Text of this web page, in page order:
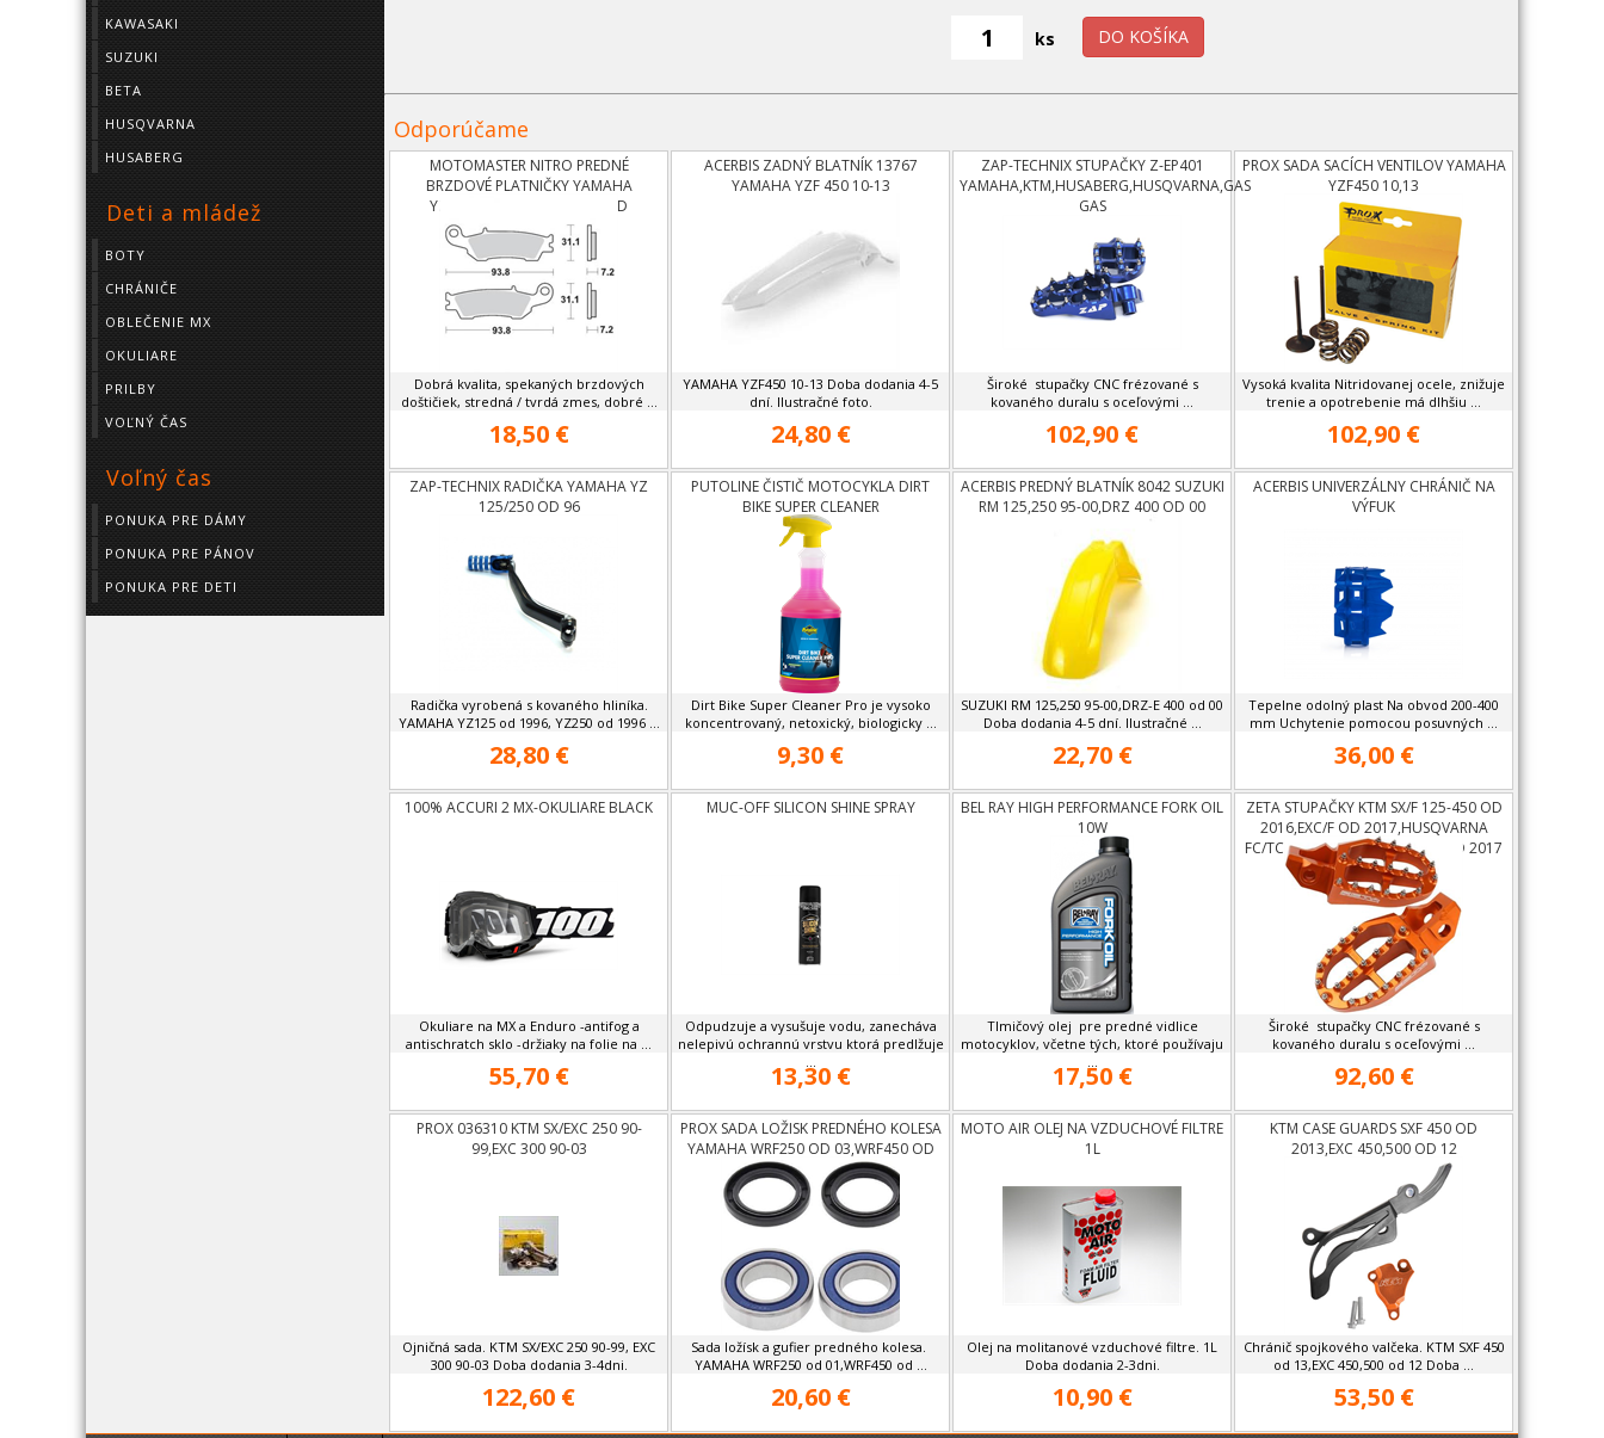
KAWASAKI
SUZUKI
BETA
HUSQVARNA
HUSABERG
Deti a mládež
BOTY
CHRÁNIČE
OBLEČENIE MX
OKULIARE
PRILBY
VOĽNÝ ČAS
Voľný čas
PONUKA PRE DÁMY
PONUKA PRE PÁNOV
PONUKA PRE DETI
ks
Odporúčame
MOTOMASTER NITRO PREDNÉ
BRZDOVÉ PLATNIČKY YAMAHA
YZ125,250 OD 08,YZF250 OD
07,YZF450 OD 08
Dobrá kvalita, spekaných brzdových
doštičiek, stredná / tvrdá zmes, dobré ...
18,50 €
ACERBIS ZADNÝ BLATNÍK 13767
YAMAHA YZF 450 10-13
YAMAHA YZF450 10-13 Doba dodania 4-5
dní. Ilustračné foto.
24,80 €
ZAP-TECHNIX STUPAČKY Z-EP401
YAMAHA,KTM,HUSABERG,HUSQVARNA,GAS
GAS
Široké stupačky CNC frézované s
kovaného duralu s oceľovými ...
102,90 €
PROX SADA SACÍCH VENTILOV YAMAHA
YZF450 10,13
Vysoká kvalita Nitridovanej ocele, znižuje
trenie a opotrebenie má dlhšiu ...
102,90 €
ZAP-TECHNIX RADIČKA YAMAHA YZ
125/250 OD 96
Radička vyrobená s kovaného hliníka.
YAMAHA YZ125 od 1996, YZ250 od 1996 ...
28,80 €
PUTOLINE ČISTIČ MOTOCYKLA DIRT
BIKE SUPER CLEANER
Dirt Bike Super Cleaner Pro je vysoko
koncentrovaný, netoxický, biologicky ...
9,30 €
ACERBIS PREDNÝ BLATNÍK 8042 SUZUKI
RM 125,250 95-00,DRZ 400 OD 00
SUZUKI RM 125,250 95-00,DRZ-E 400 od 00
Doba dodania 4-5 dní. Ilustračné ...
22,70 €
ACERBIS UNIVERZÁLNY CHRÁNIČ NA
VÝFUK
Tepelne odolný plast Na obvod 200-400
mm Uchytenie pomocou posuvných ...
36,00 €
100% ACCURI 2 MX-OKULIARE BLACK
Okuliare na MX a Enduro -antifog a
antischratch sklo -držiaky na folie na ...
55,70 €
MUC-OFF SILICON SHINE SPRAY
Odpudzuje a vysušuje vodu, zanecháva
nelepivú ochrannú vrstvu ktorá predlžuje
13,30 €
BEL RAY HIGH PERFORMANCE FORK OIL
10W
Tlmičový olej pre predné vidlice
motocyklov, včetne tých, ktoré používaju
17,50 €
ZETA STUPAČKY KTM SX/F 125-450 OD
2016,EXC/F OD 2017,HUSQVARNA
FC/TC 125-450 OD 2016,FEŤE OD 2017
Široké stupačky CNC frézované s
kovaného duralu s oceľovými ...
92,60 €
PROX 036310 KTM SX/EXC 250 90-
99,EXC 300 90-03
Ojničná sada. KTM SX/EXC 250 90-99, EXC
300 90-03 Doba dodania 3-4dni.
122,60 €
PROX SADA LOŽISK PREDNÉHO KOLESA
YAMAHA WRF250 OD 03,WRF450 OD
03
Sada ložísk a gufier predného kolesa.
YAMAHA WRF250 od 01,WRF450 od ...
20,60 €
MOTO AIR OLEJ NA VZDUCHOVÉ FILTRE
1L
Olej na molitanové vzduchové filtre. 1L
Doba dodania 2-3dni.
10,90 €
KTM CASE GUARDS SXF 450 OD
2013,EXC 450,500 OD 12
Chránič spojkového valčeka. KTM SXF 450
od 13,EXC 450,500 od 12 Doba ...
53,50 €